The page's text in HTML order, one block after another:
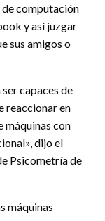
de computación
y así juzgar
sus amigos o
capaces de
reaccionar en
máquinas con
dijo el
Psicometría de
máquinas